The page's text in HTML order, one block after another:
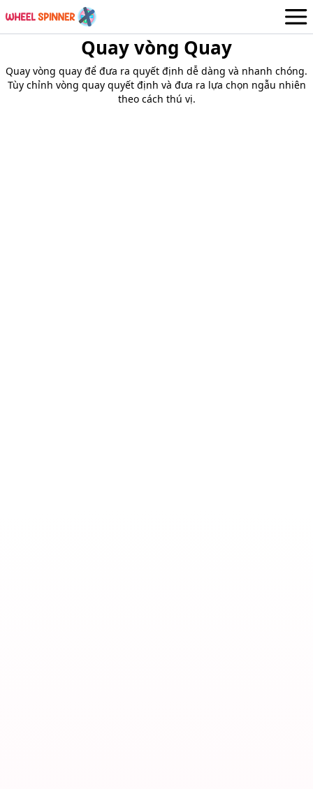
Đăng nhập / Đăng ký
Quay vòng Quay
Quay vòng quay để đưa ra quyết định dễ dàng và nhanh chóng.
Tùy chỉnh vòng quay quyết định và đưa ra lựa chọn ngẫu nhiên
theo cách thú vị.